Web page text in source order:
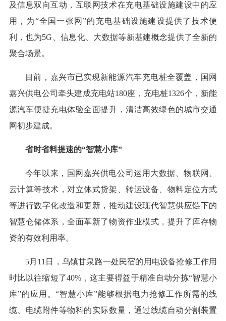
及信息双向互动，互联网技术在充电基础设施建设中的应
用，为“全国一张网”的充电基础设施建设提供了技术便
利，也为5G、信息化、大数据等新基建概念提供了全新的
聚合场景。
目前，嘉兴市已实现新能源汽车充电桩全覆盖，国网
嘉兴供电公司牵头建成充电站180座，充电桩1326个，新能
源汽车便捷充电体验全面提升，清洁高效绿色的城市交通
网初步建成。
省时省料提速的“智慧小库”
今年以来，国网嘉兴供电公司运用大数据、物联网、
云计算等技术，对立体式货架、转运设备、物料定位方式
等进行数字化改造和更新，推动建设现代智慧供应链下的
智慧仓储体系，全面革新了物资作业模式，提升了库存物
资的有效利用率。
5月11日，乌镇甘泉路一处民宿的用电设备抢修工作用
时比以往缩短了40%，这主要得益于精准自动分拣“智慧小
库”的应用。“智慧小库”能够根据电力抢修工作所需的线
缆、电缆附件等物料的实际数量，通过线缆自动分割装置